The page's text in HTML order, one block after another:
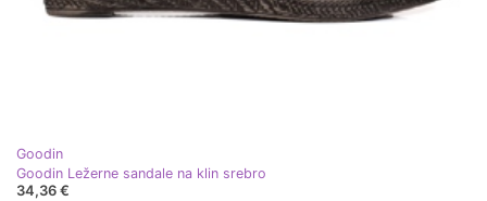
Goodin
Goodin Ležerne sandale na klin srebro
34,36 €